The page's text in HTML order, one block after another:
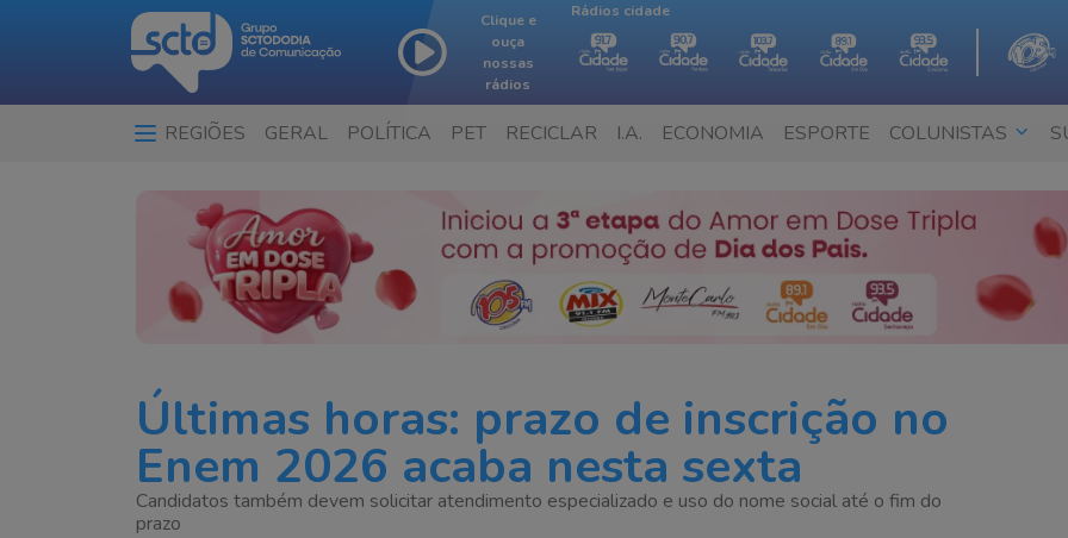
Clique e
ouça
nossas
rádios
Rádios cidade
REGIÕES GERAL POLÍTICA PET RECICLAR I.A. ECONOMIA ESPORTE COLUNISTAS
Últimas horas: prazo de inscrição no
Enem 2026 acaba nesta sexta
Candidatos também devem solicitar atendimento especializado e uso do nome social até o fim do
prazo